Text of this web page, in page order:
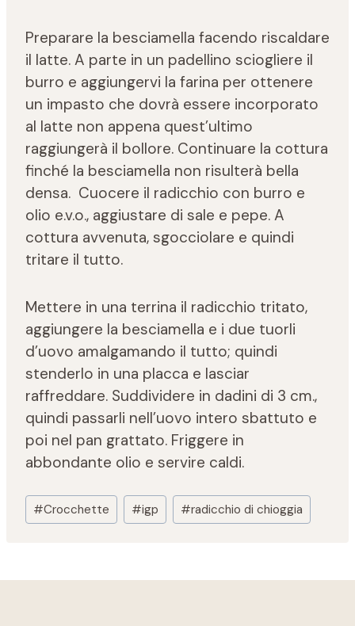
Preparare la besciamella facendo riscaldare
il latte. A parte in un padellino sciogliere il
burro e aggiungervi la farina per ottenere
un impasto che dovrà essere incorporato
al latte non appena quest’ultimo
raggiungerà il bollore. Continuare la cottura
finché la besciamella non risulterà bella
densa. Cuocere il radicchio con burro e
olio e.v.o., aggiustare di sale e pepe. A
cottura avvenuta, sgocciolare e quindi
tritare il tutto.
Mettere in una terrina il radicchio tritato,
aggiungere la besciamella e i due tuorli
d’uovo amalgamando il tutto; quindi
stenderlo in una placca e lasciar
raffreddare. Suddividere in dadini di 3 cm.,
quindi passarli nell’uovo intero sbattuto e
poi nel pan grattato. Friggere in
abbondante olio e servire caldi.
Tag
articolo:
#Crocchette #igp #radicchio di chioggia